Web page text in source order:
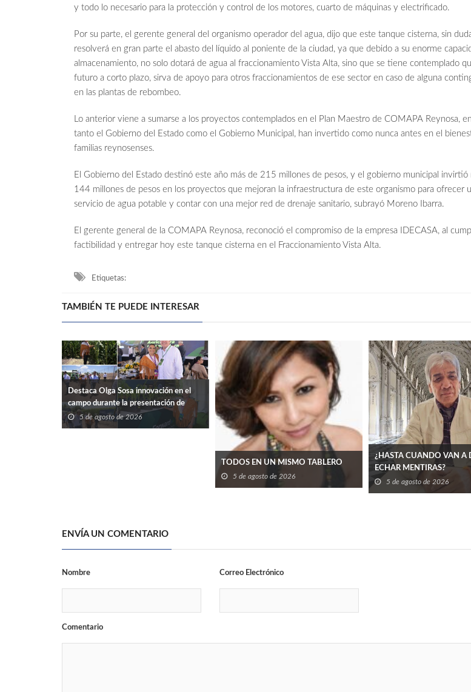
y todo lo necesario para la protección y control de los motores, cuarto de máquinas y electrificado.
Por su parte, el gerente general del organismo operador del agua, dijo que este tanque cisterna, sin
resolverá en gran parte el abasto del líquido al poniente de la ciudad, ya que debido a su enorme
almacenamiento, no solo dotará de agua al fraccionamiento Vista Alta, sino que se tiene contemplado
futuro a corto plazo, sirva de apoyo para otros fraccionamientos de ese sector en caso de alguna
en las plantas de rebombeo.
Lo anterior viene a sumarse a los proyectos contemplados en el Plan Maestro de COMAPA Reynosa,
tanto el Gobierno del Estado como el Gobierno Municipal, han invertido como nunca antes en el
familias reynosenses.
El Gobierno del Estado destinó este año más de 215 millones de pesos, y el gobierno municipal invirtió
144 millones de pesos en los proyectos que mejoran la infraestructura de este organismo para ofrecer
servicio de agua potable y contar con una mejor red de drenaje sanitario, subrayó Moreno Ibarra.
El gerente general de la COMAPA Reynosa, reconoció el compromiso de la empresa IDECASA, al
factibilidad y entregar hoy este tanque cisterna en el Fraccionamiento Vista Alta.
Etiquetas:
TAMBIÉN TE PUEDE INTERESAR
Destaca Olga Sosa innovación en el
campo durante la presentación de
Forward Farming de Bayer en México
5 de agosto de 2026
TODOS EN UN MISMO TABLERO
5 de agosto de 2026
¿HASTA CUANDO VAN A
ECHAR MENTIRAS?
5 de agosto de 2026
ENVÍA UN COMENTARIO
Nombre Correo Electrónico
Comentario